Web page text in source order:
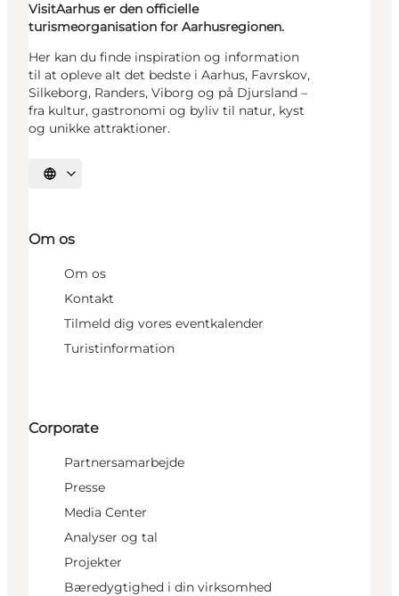
VisitAarhus er den officielle
turismeorganisation for Aarhusregionen.
Her kan du finde inspiration og information
til at opleve alt det bedste i Aarhus, Favrskov,
Silkeborg, Randers, Viborg og på Djursland –
fra kultur, gastronomi og byliv til natur, kyst
og unikke attraktioner.
Vælg sprog
Om os
Om os
Kontakt
Tilmeld dig vores eventkalender
Turistinformation
Corporate
Partnersamarbejde
Presse
Media Center
Analyser og tal
Projekter
Bæredygtighed i din virksomhed